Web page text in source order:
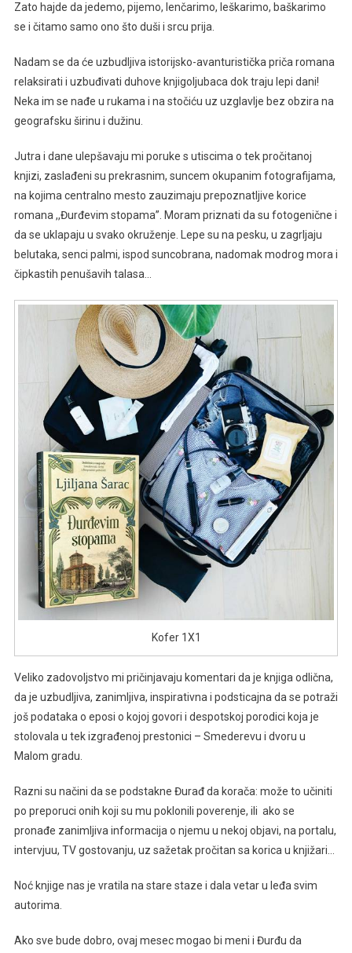
Zato hajde da jedemo, pijemo, lenčarimo, leškarimo, baškarimo
se i čitamo samo ono što duši i srcu prija.
Nadam se da će uzbudljiva istorijsko-avanturistička priča romana
relaksirati i uzbuđivati duhove knjigoljubaca dok traju lepi dani!
Neka im se nađe u rukama i na stočiću uz uzglavlje bez obzira na
geografsku širinu i dužinu.
Jutra i dane ulepšavaju mi poruke s utiscima o tek pročitanoj
knjizi, zaslađeni su prekrasnim, suncem okupanim fotografijama,
na kojima centralno mesto zauzimaju prepoznatljive korice
romana ,,Đurđevim stopama”. Moram priznati da su fotogenične i
da se uklapaju u svako okruženje. Lepe su na pesku, u zagrljaju
belutaka, senci palmi, ispod suncobrana, nadomak modrog mora i
čipkastih penušavih talasa…
Kofer 1X1
Veliko zadovoljstvo mi pričinjavaju komentari da je knjiga odlična,
da je uzbudljiva, zanimljiva, inspirativna i podsticajna da se potraži
još podataka o eposi o kojoj govori i despotskoj porodici koja je
stolovala u tek izgrađenoj prestonici – Smederevu i dvoru u
Malom gradu.
Razni su načini da se podstakne Đurađ da korača: može to učiniti
po preporuci onih koji su mu poklonili poverenje, ili ako se
pronađe zanimljiva informacija o njemu u nekoj objavi, na portalu,
intervjuu, TV gostovanju, uz sažetak pročitan sa korica u knjižari…
Noć knjige nas je vratila na stare staze i dala vetar u leđa svim
autorima.
Ako sve bude dobro, ovaj mesec mogao bi meni i Đurđu da